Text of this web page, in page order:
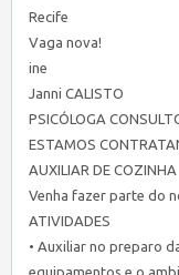
Recife
Vaga nova!
ine
Janni CALISTO
PSICÓLOGA
ESTAMOS
AUXILIAR DE COZINHA
Venha fazer parte do
ATIVIDADES
• Auxiliar no preparo
equipamentos e o